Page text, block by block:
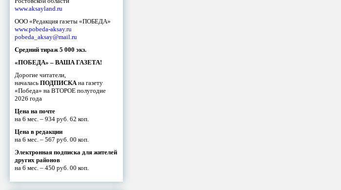
www.aksayland.ru
ООО «Редакция газеты «ПОБЕДА»
www.pobeda-aksay.ru
pobeda_aksay@mail.ru
Средний тираж 5 000 экз.
«ПОБЕДА» – ВАША ГАЗЕТА!
Дорогие читатели,
началась ПОДПИСКА на газету
«Победа» на ВТОРОЕ полугодие
2026 года
Цена на почте
на 6 мес. – 934 руб. 62 коп.
Цена в редакции
на 6 мес. – 567 руб. 00 коп.
Электронная подписка для жителей
других районов
на 6 мес. – 450 руб. 00 коп.